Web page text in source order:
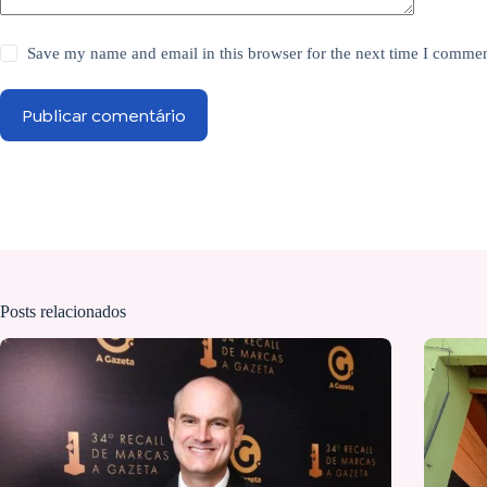
Save my name and email in this browser for the next time I
Publicar comentário
Posts relacionados